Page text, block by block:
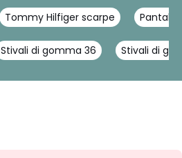
Tommy Hilfiger scarpe
Stivali di gomma 36 Stivali di